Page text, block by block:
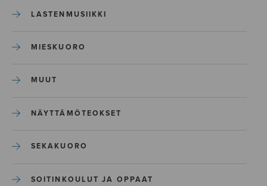
LASTENMUSIIKKI
MIESKUORO
MUUT
NÄYTTÄMÖTEOKSET
SEKAKUORO
SOITINKOULUT JA OPPAAT